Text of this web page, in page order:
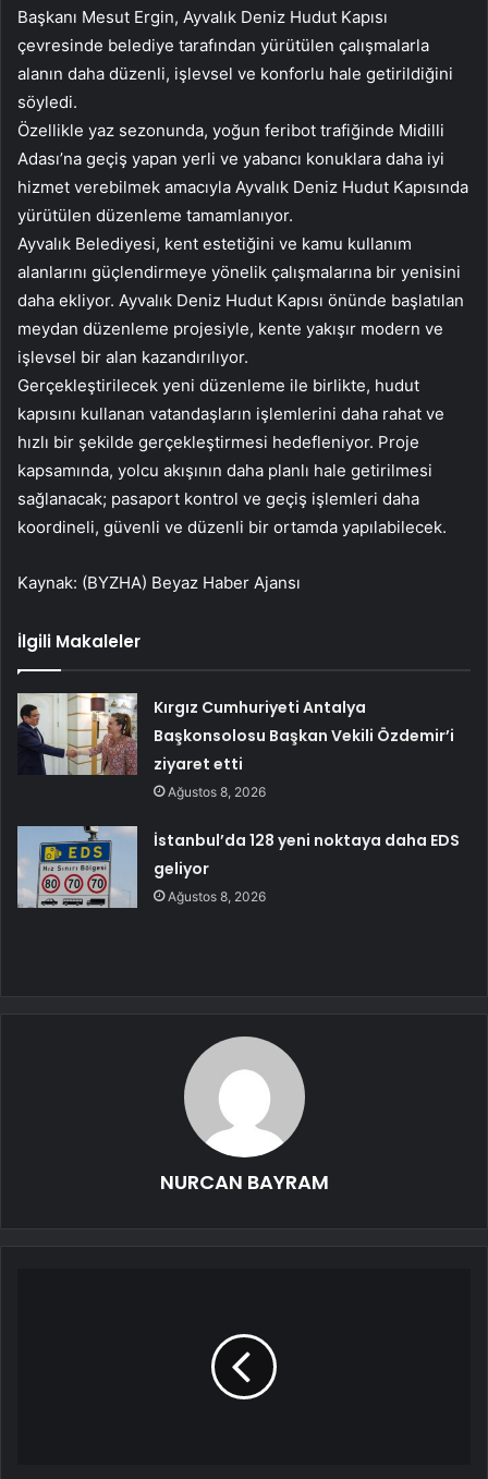
Başkanı Mesut Ergin, Ayvalık Deniz Hudut Kapısı
çevresinde belediye tarafından yürütülen çalışmalarla
alanın daha düzenli, işlevsel ve konforlu hale getirildiğini
söyledi.
Özellikle yaz sezonunda, yoğun feribot trafiğinde Midilli
Adası’na geçiş yapan yerli ve yabancı konuklara daha iyi
hizmet verebilmek amacıyla Ayvalık Deniz Hudut Kapısında
yürütülen düzenleme tamamlanıyor.
Ayvalık Belediyesi, kent estetiğini ve kamu kullanım
alanlarını güçlendirmeye yönelik çalışmalarına bir yenisini
daha ekliyor. Ayvalık Deniz Hudut Kapısı önünde başlatılan
meydan düzenleme projesiyle, kente yakışır modern ve
işlevsel bir alan kazandırılıyor.
Gerçekleştirilecek yeni düzenleme ile birlikte, hudut
kapısını kullanan vatandaşların işlemlerini daha rahat ve
hızlı bir şekilde gerçekleştirmesi hedefleniyor. Proje
kapsamında, yolcu akışının daha planlı hale getirilmesi
sağlanacak; pasaport kontrol ve geçiş işlemleri daha
koordineli, güvenli ve düzenli bir ortamda yapılabilecek.
Kaynak: (BYZHA) Beyaz Haber Ajansı
İlgili Makaleler
Kırgız Cumhuriyeti Antalya
Başkonsolosu Başkan Vekili Özdemir’i
ziyaret etti
Ağustos 8, 2026
İstanbul’da 128 yeni noktaya daha EDS
geliyor
Ağustos 8, 2026
NURCAN BAYRAM